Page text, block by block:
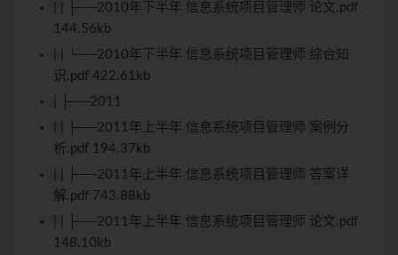
| | ├──2010年下半年 信息系统项目管理师 论文.pdf
144.56kb
| | └──2010年下半年 信息系统项目管理师 综合知
识.pdf 422.61kb
| ├──2011
| | ├──2011年上半年 信息系统项目管理师 案例分
析.pdf 194.37kb
| | ├──2011年上半年 信息系统项目管理师 答案详
解.pdf 743.88kb
| | ├──2011年上半年 信息系统项目管理师 论文.pdf
148.10kb